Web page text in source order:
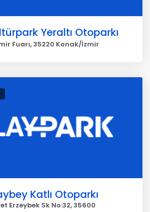
Yeraltı Otoparkı
Fuarı, 35220 Konak/İzmir
Katlı Otoparkı
Erzeybek Sk No:32, 35600